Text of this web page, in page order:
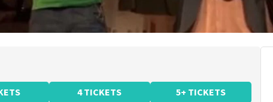
4 TICKETS 5+ TICKETS